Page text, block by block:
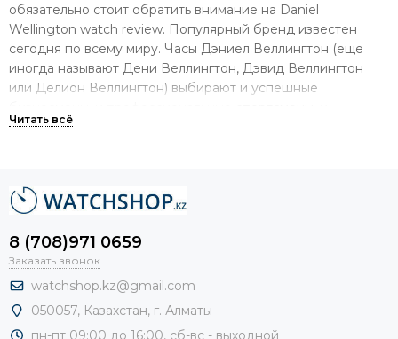
обязательно стоит обратить внимание на Daniel
Wellington watch review. Популярный бренд известен
сегодня по всему миру. Часы Дэниел Веллингтон (еще
иногда называют Дени Веллингтон, Дэвид Веллингтон
или Делион Веллингтон) выбирают и успешные
очаровательные леди.
безупречные технические параметры и лаконичный
дизайн. Основателю этого шведского бренда Филипу
который подходит к любому стилю. В настоящее время
часы – это не только устройство, благодаря которому
определяется время. Часы Дени Веллингтон, прежде
всего,
дополняет облик человека, притягивает взгляды, является
8 (708)971 0659
Заказать звонок
watchshop.kz@gmail.com
050057, Казахстан, г. Алматы
пн-пт 09:00 до 16:00, сб-вс - выходной